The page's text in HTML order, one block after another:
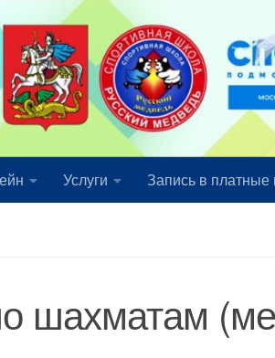
Услуги Запись в платные
шахматам